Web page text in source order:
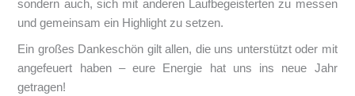
sondern auch, sich mit anderen Laufbegeisterten zu messen
und gemeinsam ein Highlight zu setzen.
Ein großes Dankeschön gilt allen, die uns unterstützt oder mit
angefeuert haben – eure Energie hat uns ins neue Jahr
getragen!